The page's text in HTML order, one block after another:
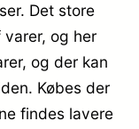
Det store
og her
og der kan
Købes der
findes lavere